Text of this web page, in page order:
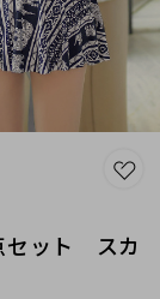
ット スカ